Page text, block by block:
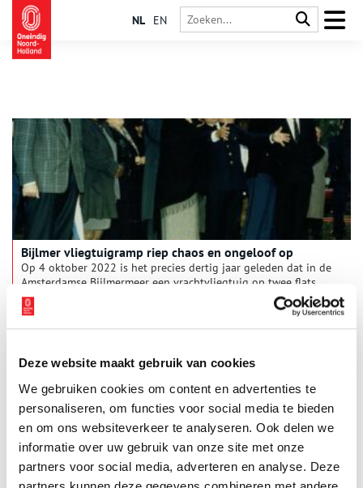
Deze website maakt gebruik van cookies
We gebruiken cookies om content en advertenties te
personaliseren, om functies voor social media te bieden
en om ons websiteverkeer te analyseren. Ook delen we
informatie over uw gebruik van onze site met onze
partners voor social media, adverteren en analyse. Deze
NL EN
Bijlmer vliegtuigramp riep chaos en ongeloof op
Op 4 oktober 2022 is het precies dertig jaar geleden dat in de
Amsterdamse Bijlmermeer een vrachtvliegtuig op twee flats
neerstortte. Twee exposities van het Amsterdam Museum en
Imagine IC blikken daarop terug.